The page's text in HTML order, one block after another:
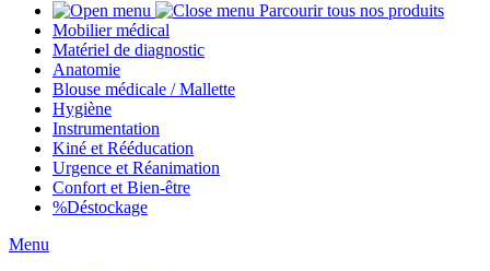
Parcourir tous nos produits
Mobilier médical
Matériel de diagnostic
Anatomie
Blouse médicale / Mallette
Hygiène
Instrumentation
Kiné et Rééducation
Urgence et Réanimation
Confort et Bien-être
%Déstockage
Menu